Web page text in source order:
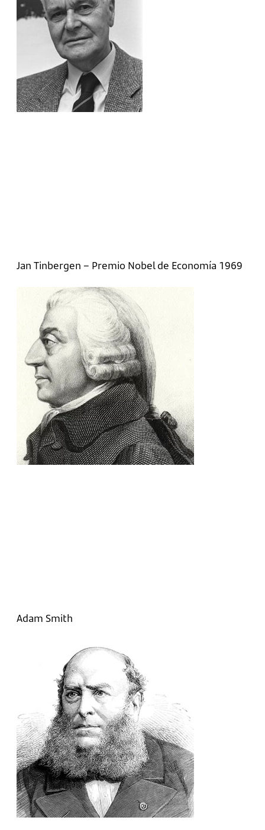
Jan Tinbergen – Premio Nobel de Economía 1969
Adam Smith